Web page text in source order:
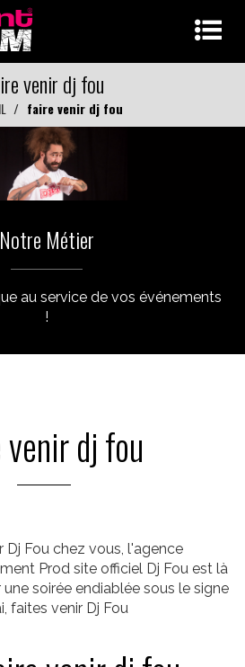
venir dj fou
faire venir dj fou
Notre Métier
au service de vos événements
!
dj fou
Dj Fou chez vous, l'agence
Prod site officiel Dj Fou est là
soirée endiablée sous le signe
faites venir Dj Fou